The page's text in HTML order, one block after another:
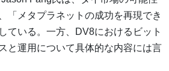
「メタプラネットの成功を再現でき
ている。一方、DV8におけるビット
と運用について具体的な内容には言